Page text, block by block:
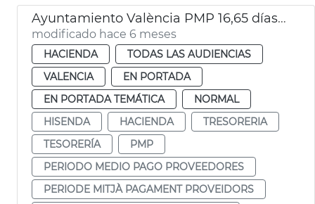
Ayuntamiento València PMP 16,65 días diciembre 2025
modificado hace 6 meses
HACIENDA
TODAS LAS AUDIENCIAS
VALENCIA
EN PORTADA
EN PORTADA TEMÁTICA
NORMAL
HISENDA
HACIENDA
TRESORERIA
TESORERÍA
PMP
PERIODO MEDIO PAGO PROVEEDORES
PERIODE MITJÀ PAGAMENT PROVEIDORS